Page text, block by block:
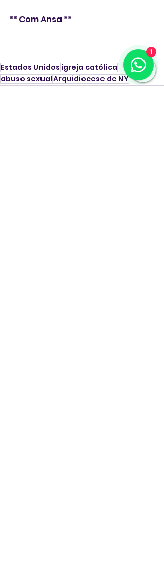
** Com Ansa **
Estados Unidos igreja católica
abuso sexualArquidiocese de NY
1